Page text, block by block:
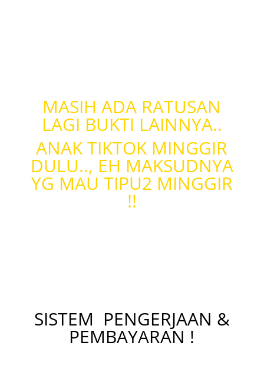
MASIH ADA RATUSAN
LAGI BUKTI LAINNYA..
ANAK TIKTOK MINGGIR
DULU.., EH MAKSUDNYA
YG MAU TIPU2 MINGGIR
!!
SISTEM PENGERJAAN &
PEMBAYARAN !